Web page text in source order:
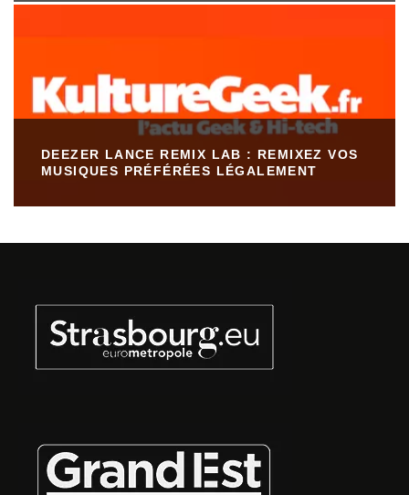
DEEZER LANCE REMIX LAB : REMIXEZ VOS
MUSIQUES PRÉFÉRÉES LÉGALEMENT